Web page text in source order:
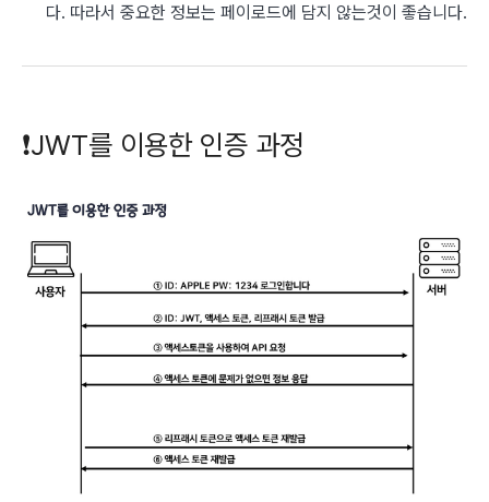
다. 따라서 중요한 정보는 페이로드에 담지 않는것이 좋습니다.
❗️JWT를 이용한 인증 과정